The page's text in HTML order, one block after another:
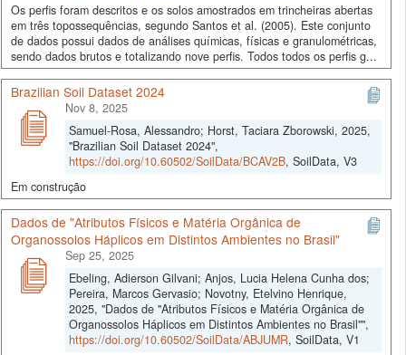
Os perfis foram descritos e os solos amostrados em trincheiras abertas
em três topossequências, segundo Santos et al. (2005). Este conjunto
de dados possui dados de análises químicas, físicas e granulométricas,
sendo dados brutos e totalizando nove perfis. Todos todos os perfis g...
Brazilian Soil Dataset 2024
Nov 8, 2025
Samuel-Rosa, Alessandro; Horst, Taciara Zborowski, 2025,
"Brazilian Soil Dataset 2024",
https://doi.org/10.60502/SoilData/BCAV2B, SoilData, V3
Em construção
Dados de "Atributos Físicos e Matéria Orgânica de
Organossolos Háplicos em Distintos Ambientes no Brasil"
Sep 25, 2025
Ebeling, Adierson Gilvani; Anjos, Lucia Helena Cunha dos;
Pereira, Marcos Gervasio; Novotny, Etelvino Henrique,
2025, "Dados de "Atributos Físicos e Matéria Orgânica de
Organossolos Háplicos em Distintos Ambientes no Brasil"",
https://doi.org/10.60502/SoilData/ABJUMR, SoilData, V1